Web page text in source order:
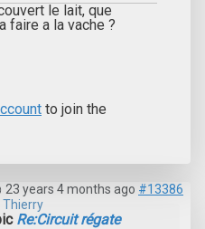
le lait, que
faire a la vache ?
to join the
23 years 4 months ago #13386
Thierry
Re:Circuit régate